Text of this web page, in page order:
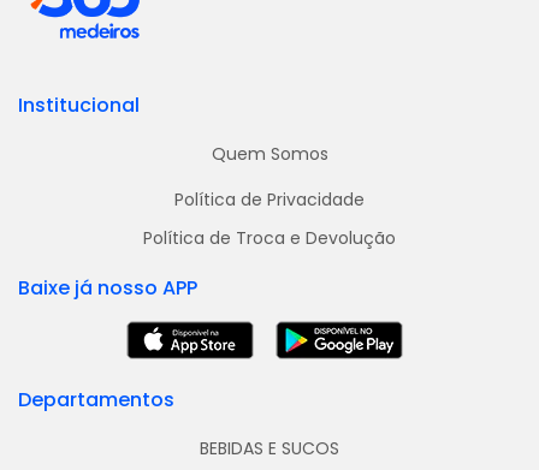
Institucional
Quem Somos
Política de Privacidade
Política de Troca e Devolução
Baixe já nosso APP
Departamentos
BEBIDAS E SUCOS